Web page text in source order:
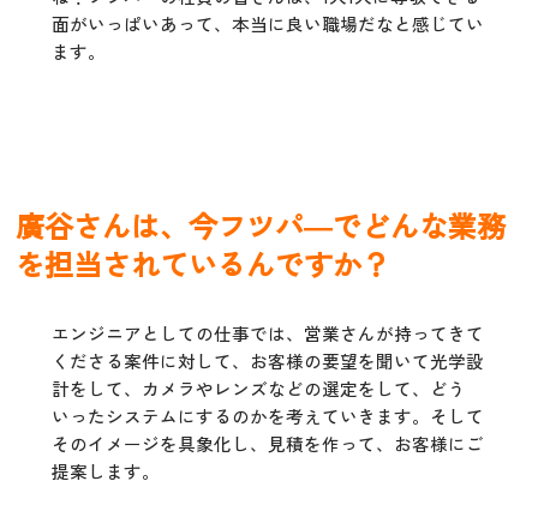
面がいっぱいあって、本当に良い職場だなと感じてい
ます。
廣谷さんは、今フツパ―でどんな業務
を担当されているんですか？
エンジニアとしての仕事では、営業さんが持ってきて
くださる案件に対して、お客様の要望を聞いて光学設
計をして、カメラやレンズなどの選定をして、どう
いったシステムにするのかを考えていきます。そして
そのイメージを具象化し、見積を作って、お客様にご
提案します。